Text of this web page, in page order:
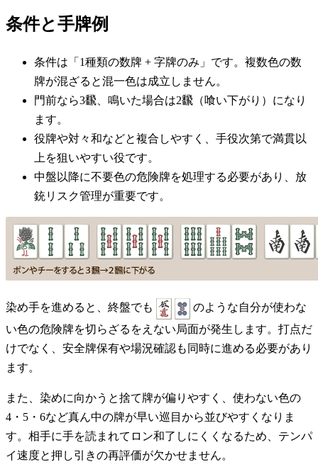
条件と手牌例
条件は「1種類の数牌 + 字牌のみ」です。複数色の数
牌が混ざると混一色は成立しません。
門前なら3飜、鳴いた場合は2飜（喰い下がり）になり
ます。
役牌や対々和などと複合しやすく、手役次第で満貫以
上を狙いやすい役です。
中盤以降に不要色の危険牌を処理する必要があり、放
銃リスク管理が重要です。
染め手を進めると、終盤でも
のような自分が使わな
い色の危険牌を切らざるをえない局面が発生します。打点だ
けでなく、安全牌保有や場況確認も同時に進める必要があり
ます。
また、染めに向かうと捨て牌が偏りやすく、使わない色の
4・5・6など真ん中の牌が早い巡目から並びやすくなりま
す。相手に手を読まれてロン和了しにくくなるため、テンパ
イ速度と押し引きの再評価が欠かせません。